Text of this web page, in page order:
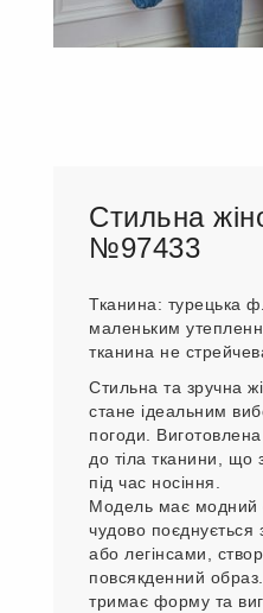
Стильна
№97433
Тканина: турецька
маленьким
тканина не
Стильна та зручна
стане ідеальним
погоди.
до тіла тканини, що
під час носіння.
Модель має модний
чудово
або легінсами,
повсякденний
тримає форму та